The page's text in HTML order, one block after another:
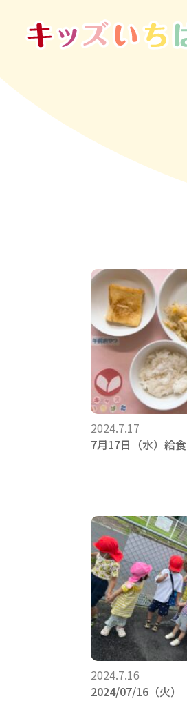
2024.7.17
7月17日（水）給食
2024.7.16
2024/07/16（火）